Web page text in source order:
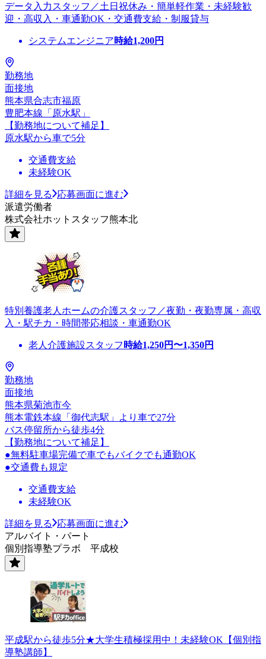
データ入力スタッフ／土日祝休み・簡単軽作業・未経験歓
迎・高収入・車通勤OK・交通費支給・制服貸与
システムエンジニア時給1,200円
勤務地
面接地
熊本県合志市福原
豊肥本線「原水駅」
【勤務地について補足】
原水駅から車で5分
交通費支給
未経験OK
詳細を見る
応募画面に進む
派遣労働者
株式会社ホットスタッフ熊本北
特別養護老人ホームの介護スタッフ／夜勤・夜勤専属・高収
入・駅チカ・時間帯応相談・車通勤OK
老人介護施設スタッフ 時給1,250円〜1,350円
勤務地
面接地
熊本県菊池市今
熊本電鉄本線「御代志駅」より車で27分
バス停留所から徒歩4分
【勤務地について補足】
●無料駐車場完備で車でもバイクでも通勤OK
●交通費も規定
交通費支給
未経験OK
詳細を見る
応募画面に進む
アルバイト・パート
個別指導塾プラボ 平成校
平成駅から徒歩5分★大学生積極採用中！未経験OK【個別指
導塾講師】